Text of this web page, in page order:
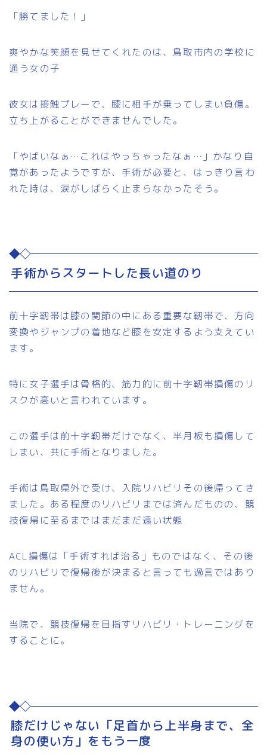
「勝てました！」
爽やかな笑顔を見せてくれたのは、鳥取市内の学校に
通う女の子
彼女は接触プレーで、膝に相手が乗ってしまい負傷。
立ち上がることができませんでした。
「やばいなぁ…これはやっちゃったなぁ…」かなり自
覚があったようですが、手術が必要と、はっきり言わ
れた時は、涙がしばらく止まらなかったそう。
手術からスタートした長い道のり
前十字靭帯は膝の関節の中にある重要な靭帯で、方向
変換やジャンプの着地など膝を安定するよう支えてい
ます。
特に女子選手は骨格的、筋力的に前十字靭帯損傷のリ
スクが高いと言われています。
この選手は前十字靭帯だけでなく、半月板も損傷して
しまい、共に手術となりました。
手術は鳥取県外で受け、入院リハビリその後帰ってき
ました。ある程度のリハビリまでは済んだものの、競
技復帰に至るまではまだまだ遠い状態
ACL損傷は「手術すれば治る」ものではなく、その後
のリハビリで復帰後が決まると言っても過言ではあり
ません。
当院で、競技復帰を目指すリハビリ・トレーニングを
することに。
膝だけじゃない「足首から上半身まで、全
身の使い方」をもう一度